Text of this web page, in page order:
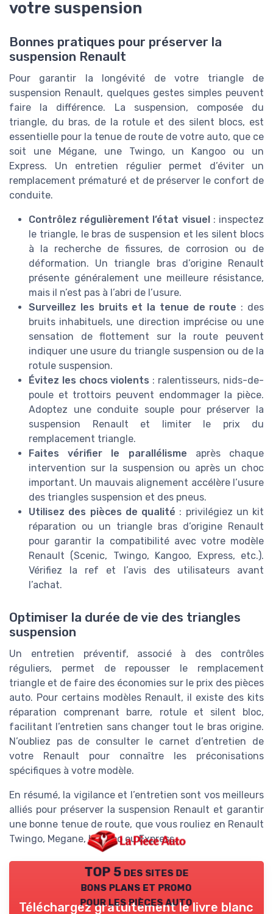
votre suspension
Bonnes pratiques pour préserver la
suspension Renault
Pour garantir la longévité de votre triangle de
suspension Renault, quelques gestes simples peuvent
faire la différence. La suspension, composée du
triangle, du bras, de la rotule et des silent blocs, est
essentielle pour la tenue de route de votre auto, que ce
soit une Mégane, une Twingo, un Kangoo ou un
Express. Un entretien régulier permet d’éviter un
remplacement prématuré et de préserver le confort de
conduite.
Contrôlez régulièrement l’état visuel: inspectez
le triangle, le bras de suspension et les silent blocs
à la recherche de fissures, de corrosion ou de
déformation. Un triangle bras d’origine Renault
présente généralement une meilleure résistance,
mais il n’est pas à l’abri de l’usure.
Surveillez les bruits et la tenue de route : des
bruits inhabituels, une direction imprécise ou une
sensation de flottement sur la route peuvent
indiquer une usure du triangle suspension ou de la
rotule suspension.
Évitez les chocs violents : ralentisseurs, nids-de-
poule et trottoirs peuvent endommager la pièce.
Adoptez une conduite souple pour préserver la
suspension Renault et limiter le prix du
remplacement triangle.
Faites vérifier le parallélisme après chaque
intervention sur la suspension ou après un choc
important. Un mauvais alignement accélère l’usure
des triangles suspension et des pneus.
Utilisez des pièces de qualité : privilégiez un kit
réparation ou un triangle bras d’origine Renault
pour garantir la compatibilité avec votre modèle
Renault (Scenic, Twingo, Kangoo, Express, etc.).
Vérifiez la ref et l’avis des utilisateurs avant
l’achat.
Optimiser la durée de vie des triangles
suspension
Un entretien préventif, associé à des contrôles
réguliers, permet de repousser le remplacement
triangle et de faire des économies sur le prix des pièces
auto. Pour certains modèles Renault, il existe des kits
réparation comprenant barre, rotule et silent bloc,
facilitant l’entretien sans changer tout le bras origine.
N’oubliez pas de consulter le carnet d’entretien de
votre Renault pour connaître les préconisations
spécifiques à votre modèle.
En résumé, la vigilance et l’entretien sont vos meilleurs
alliés pour préserver la suspension Renault et garantir
une bonne tenue de route, que vous rouliez en Renault
Twingo, Megane, Kangoo ou Express.
TOP 5 des sites de
bons plans et promo
pour les pièces auto
Téléchargez gratuitement le livre blanc